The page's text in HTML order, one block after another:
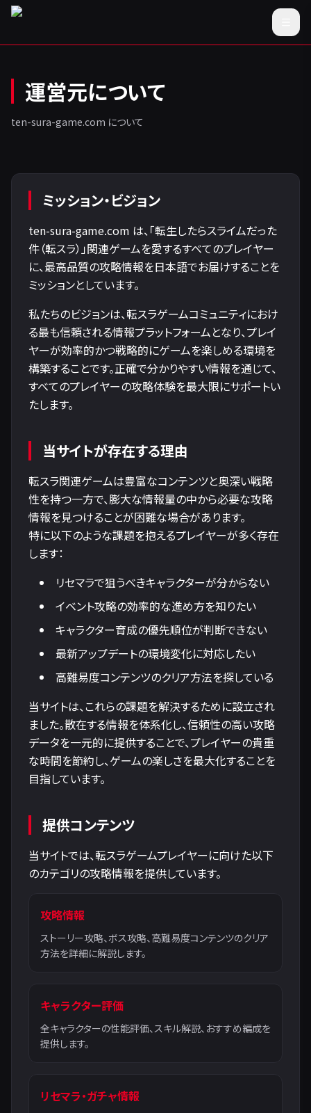
運営元について
ten-sura-game.com について
ミッション・ビジョン
ten-sura-game.com は、「転生したらスライムだった
件（転スラ）」関連ゲームを愛するすべてのプレイヤー
に、最高品質の攻略情報を日本語でお届けすることを
ミッションとしています。
私たちのビジョンは、転スラゲームコミュニティにおけ
る最も信頼される情報プラットフォームとなり、プレイ
ヤーが効率的かつ戦略的にゲームを楽しめる環境を
構築することです。正確で分かりやすい情報を通じて、
すべてのプレイヤーの攻略体験を最大限にサポートい
たします。
当サイトが存在する理由
転スラ関連ゲームは豊富なコンテンツと奥深い戦略
性を持つ一方で、膨大な情報量の中から必要な攻略
情報を見つけることが困難な場合があります。
特に以下のような課題を抱えるプレイヤーが多く存在
します：
リセマラで狙うべきキャラクターが分からない
イベント攻略の効率的な進め方を知りたい
キャラクター育成の優先順位が判断できない
最新アップデートの環境変化に対応したい
高難易度コンテンツのクリア方法を探している
当サイトは、これらの課題を解決するために設立され
ました。散在する情報を体系化し、信頼性の高い攻略
データを一元的に提供することで、プレイヤーの貴重
な時間を節約し、ゲームの楽しさを最大化することを
目指しています。
提供コンテンツ
当サイトでは、転スラゲームプレイヤーに向けた以下
のカテゴリの攻略情報を提供しています。
攻略情報
ストーリー攻略、ボス攻略、高難易度コンテンツのクリア
方法を詳細に解説します。
キャラクター評価
全キャラクターの性能評価、スキル解説、おすすめ編成を
提供します。
リセマラ・ガチャ情報